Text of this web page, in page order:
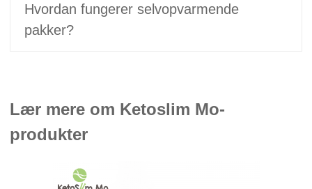
Hvordan fungerer selvopvarmende
pakker?
Lær mere om Ketoslim Mo-
produkter